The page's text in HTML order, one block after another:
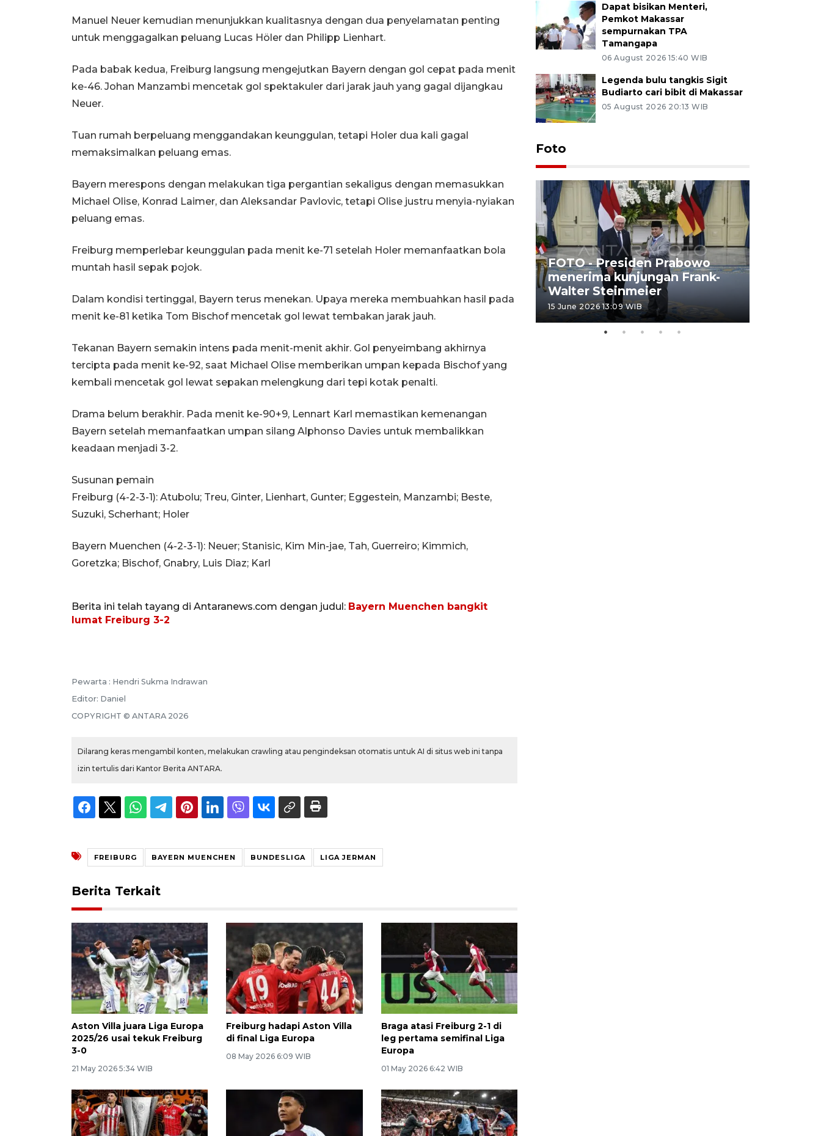
Manuel Neuer kemudian menunjukkan kualitasnya dengan dua penyelamatan penting
untuk menggagalkan peluang Lucas Höler dan Philipp Lienhart.
Pada babak kedua, Freiburg langsung mengejutkan Bayern dengan gol cepat pada menit
ke-46. Johan Manzambi mencetak gol spektakuler dari jarak jauh yang gagal dijangkau
Neuer.
Tuan rumah berpeluang menggandakan keunggulan, tetapi Holer dua kali gagal
memaksimalkan peluang emas.
Bayern merespons dengan melakukan tiga pergantian sekaligus dengan memasukkan
Michael Olise, Konrad Laimer, dan Aleksandar Pavlovic, tetapi Olise justru menyia-nyiakan
peluang emas.
Freiburg memperlebar keunggulan pada menit ke-71 setelah Holer memanfaatkan bola
muntah hasil sepak pojok.
Dalam kondisi tertinggal, Bayern terus menekan. Upaya mereka membuahkan hasil pada
menit ke-81 ketika Tom Bischof mencetak gol lewat tembakan jarak jauh.
Tekanan Bayern semakin intens pada menit-menit akhir. Gol penyeimbang akhirnya
tercipta pada menit ke-92, saat Michael Olise memberikan umpan kepada Bischof yang
kembali mencetak gol lewat sepakan melengkung dari tepi kotak penalti.
Drama belum berakhir. Pada menit ke-90+9, Lennart Karl memastikan kemenangan
Bayern setelah memanfaatkan umpan silang Alphonso Davies untuk membalikkan
keadaan menjadi 3-2.
Susunan pemain
Freiburg (4-2-3-1): Atubolu; Treu, Ginter, Lienhart, Gunter; Eggestein, Manzambi; Beste,
Suzuki, Scherhant; Holer
Bayern Muenchen (4-2-3-1): Neuer; Stanisic, Kim Min-jae, Tah, Guerreiro; Kimmich,
Goretzka; Bischof, Gnabry, Luis Diaz; Karl
Berita ini telah tayang di Antaranews.com dengan judul: Bayern Muenchen bangkit
lumat Freiburg 3-2
Pewarta : Hendri Sukma Indrawan
Editor: Daniel
COPYRIGHT © ANTARA 2026
Dilarang keras mengambil konten, melakukan crawling atau pengindeksan otomatis untuk AI di situs web ini tanpa
izin tertulis dari Kantor Berita ANTARA.
FREIBURG BAYERN MUENCHEN BUNDESLIGA LIGA JERMAN
Berita Terkait
Aston Villa juara Liga Europa
2025/26 usai tekuk Freiburg
3-0
21 May 2026 5:34 WIB
Freiburg hadapi Aston Villa
di final Liga Europa
08 May 2026 6:09 WIB
Braga atasi Freiburg 2-1 di
leg pertama semifinal Liga
Europa
01 May 2026 6:42 WIB
Dapat bisikan Menteri,
Pemkot Makassar
sempurnakan TPA
Tamangapa
06 August 2026 15:40 WIB
Legenda bulu tangkis Sigit
Budiarto cari bibit di Makassar
05 August 2026 20:13 WIB
Foto
02 April 2026 12:51 WIB
FOTO - Presiden Prabowo
menerima kunjungan Frank-
Walter Steinmeier
15 June 2026 13:09 WIB